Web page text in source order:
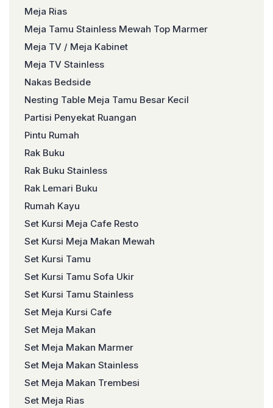
Meja Rias
Meja Tamu Stainless Mewah Top Marmer
Meja TV / Meja Kabinet
Meja TV Stainless
Nakas Bedside
Nesting Table Meja Tamu Besar Kecil
Partisi Penyekat Ruangan
Pintu Rumah
Rak Buku
Rak Buku Stainless
Rak Lemari Buku
Rumah Kayu
Set Kursi Meja Cafe Resto
Set Kursi Meja Makan Mewah
Set Kursi Tamu
Set Kursi Tamu Sofa Ukir
Set Kursi Tamu Stainless
Set Meja Kursi Cafe
Set Meja Makan
Set Meja Makan Marmer
Set Meja Makan Stainless
Set Meja Makan Trembesi
Set Meja Rias